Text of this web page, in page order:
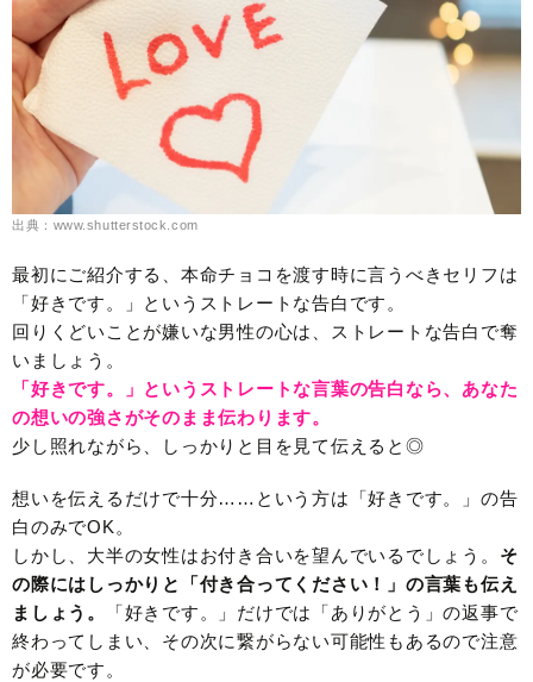
出典：www.shutterstock.com
最初にご紹介する、本命チョコを渡す時に言うべきセリフは
「好きです。」というストレートな告白です。
回りくどいことが嫌いな男性の心は、ストレートな告白で奪
いましょう。
「好きです。」というストレートな言葉の告白なら、あなた
の想いの強さがそのまま伝わります。
少し照れながら、しっかりと目を見て伝えると◎
想いを伝えるだけで十分……という方は「好きです。」の告
白のみでOK。
しかし、大半の女性はお付き合いを望んでいるでしょう。 そ
の際にはしっかりと「付き合ってください！」の言葉も伝え
ましょう。
「好きです。」だけでは「ありがとう」の返事で
終わってしまい、その次に繋がらない可能性もあるので注意
が必要です。